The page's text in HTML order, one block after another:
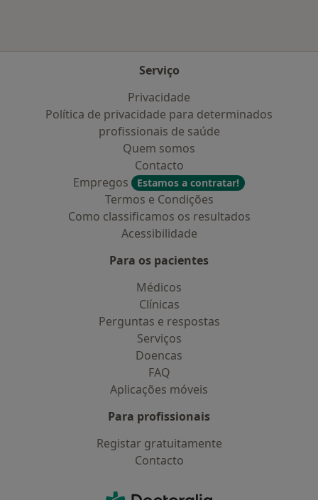
Serviço
Privacidade
Política de privacidade para determinados
profissionais de saúde
Quem somos
Contacto
Empregos
Estamos a contratar!
Termos e Condições
Como classificamos os resultados
Acessibilidade
Para os pacientes
Médicos
Clínicas
Perguntas e respostas
Serviços
Doencas
FAQ
Aplicações móveis
Para profissionais
Registar gratuitamente
Contacto
Doctoralia - Homepage